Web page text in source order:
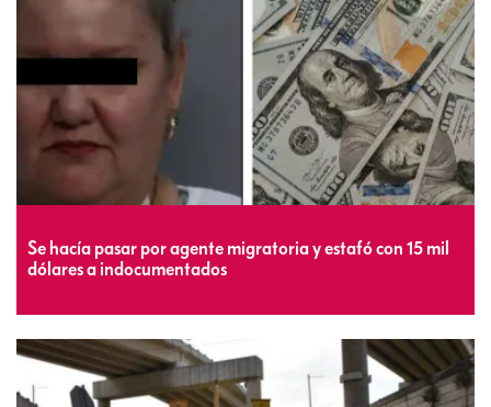
Se hacía pasar por agente migratoria y estafó con 15 mil
dólares a indocumentados